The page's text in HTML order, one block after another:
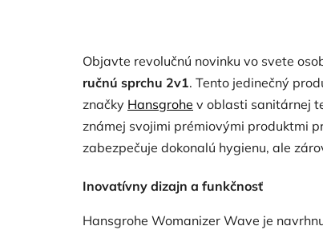
Objavte revolučnú novinku vo svete
ručnú sprchu 2v1. Tento jedinečný
značky Hansgrohe v oblasti sanitárnej
známej svojimi prémiovými produktmi
zabezpečuje dokonalú hygienu, ale
Inovatívny dizajn a funkčnosť
Hansgrohe Womanizer Wave je